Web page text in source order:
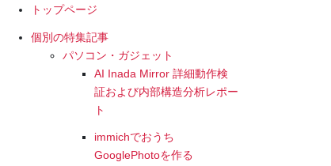
トップページ
個別の特集記事
パソコン・ガジェット
AI Inada Mirror 詳細動作検
証および内部構造分析レポー
ト
immichでおうち
GooglePhotoを作る